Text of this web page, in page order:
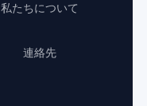
私たちについて
連絡先